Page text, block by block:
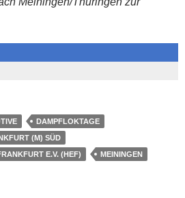
DAMPFLOKTAGE
(M) SÜD
E.V. (HEF)
MEININGEN